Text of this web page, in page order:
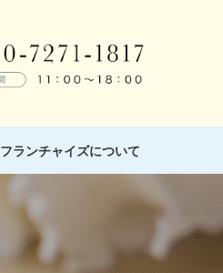
フランチャイズについて